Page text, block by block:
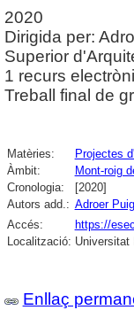
2020
Dirigida per:
Superior
1 recurs
Treball final de
Matèries: Projectes
Àmbit:
Mont-roig
Cronologia:
[2020]
Autors add.: Adroer
Accés:
https://
Localització: Universitat
Enllaç